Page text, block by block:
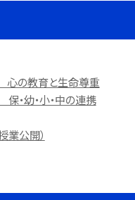
の教育と生命尊重
・幼・小・中の連携
業公開）